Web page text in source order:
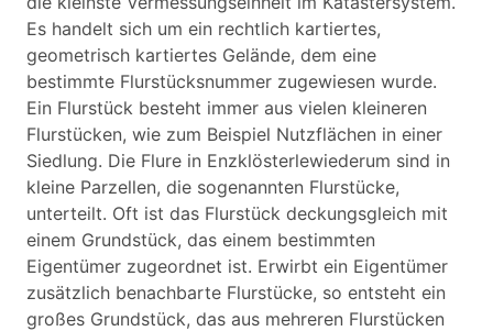
Es handelt sich um ein rechtlich kartiertes,
geometrisch kartiertes Gelände, dem eine
bestimmte Flurstücksnummer zugewiesen wurde.
Ein Flurstück besteht immer aus vielen kleineren
Flurstücken, wie zum Beispiel Nutzflächen in einer
Siedlung. Die Flure in Enzklösterlewiederum sind in
kleine Parzellen, die sogenannten Flurstücke,
unterteilt. Oft ist das Flurstück deckungsgleich mit
einem Grundstück, das einem bestimmten
Eigentümer zugeordnet ist. Erwirbt ein Eigentümer
zusätzlich benachbarte Flurstücke, so entsteht ein
großes Grundstück, das aus mehreren Flurstücken